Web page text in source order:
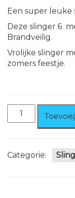
Een super leuke
Deze slinger 6
Brandveilig.
Vrolijke slinger
zomers feestje.
Feestslinger
Palmboom
Categorie: